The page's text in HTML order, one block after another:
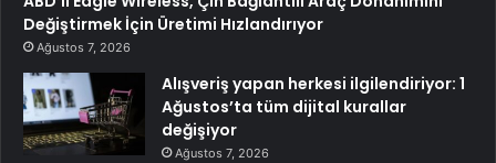
Değiştirmek İçin Üretimi Hızlandırıyor
Ağustos 7, 2026
Alışveriş yapan herkesi ilgilendiriyor: 1
Ağustos’ta tüm dijital kurallar
değişiyor
Ağustos 7, 2026